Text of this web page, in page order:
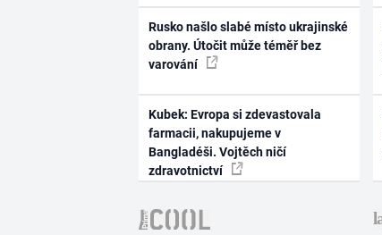
Rusko našlo slabé místo ukrajinské
obrany. Útočit může téměř bez
varování
Kubek: Evropa si zdevastovala
farmacii, nakupujeme v
Bangladéši. Vojtěch ničí
zdravotnictví